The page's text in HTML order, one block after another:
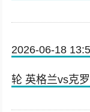
2026-06-18
轮 英格兰vs克